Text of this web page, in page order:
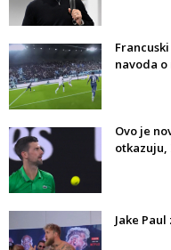
navoda
Ovo je
otkazuju,
Jake